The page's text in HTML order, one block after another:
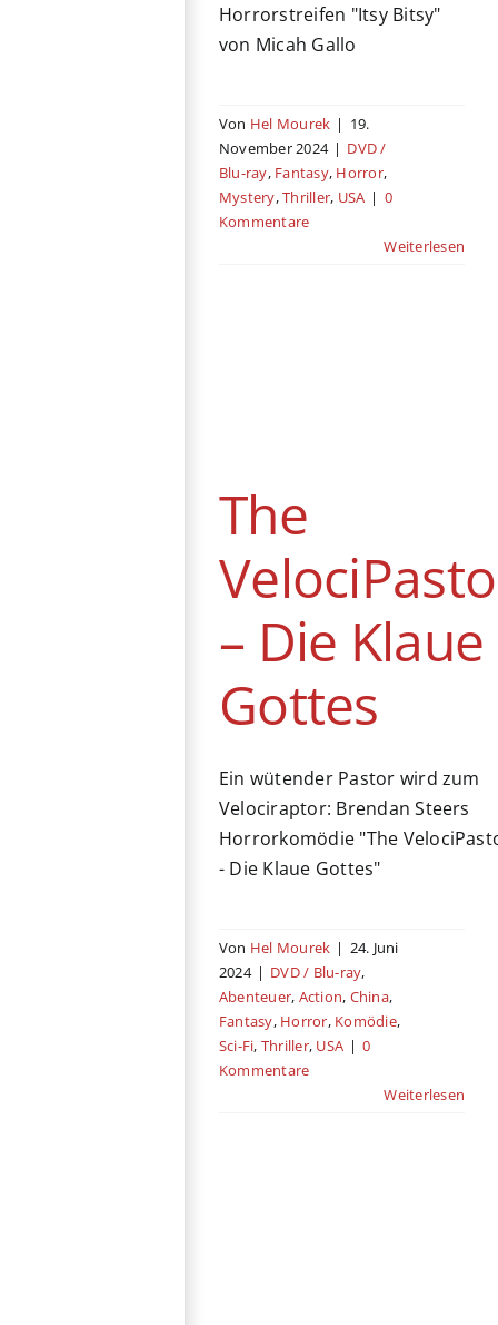
Horrorstreifen "Itsy Bitsy"
von Micah Gallo
Von Hel Mourek | 19.
November 2024 | DVD /
Blu-ray, Fantasy, Horror,
Mystery,Thriller, USA | 0
Kommentare
Weiterlesen
The
– Die Klaue
Gottes
Ein wütender Pastor wird zum
Velociraptor: Brendan Steers
Horrorkomödie "The
- Die Klaue Gottes"
Von Hel Mourek | 24. Juni
2024 | DVD / Blu-ray,
Abenteuer, Action, China,
Fantasy, Horror, Komödie,
Sci-Fi, Thriller, USA | 0
Kommentare
Weiterlesen